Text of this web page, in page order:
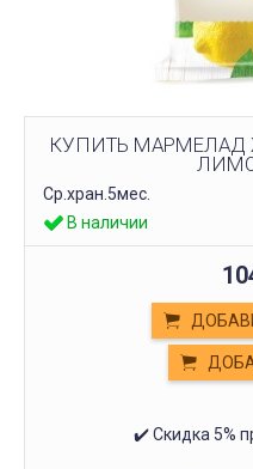
КУПИТЬ
Ср.хран.5мес.
В наличии
✔️ Скидка 5%